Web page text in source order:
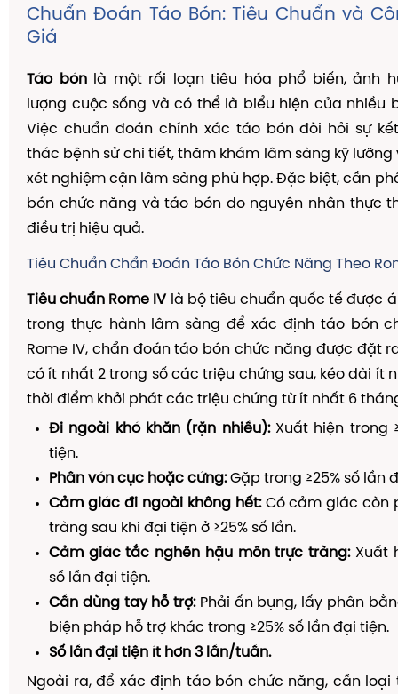
Chuẩn Đoán Táo Bón: Tiêu Chuẩn và
Giá
Táo bónlà một rối loạn tiêu hóa phổ biến, ảnh
lượng cuộc sống và có thể là biểu hiện của nhiều
Việc chuẩn đoán chính xác táo bón đòi hỏi sự
thác bệnh sử chi tiết, thăm khám lâm sàng kỹ
xét nghiệm cận lâm sàng phù hợp. Đặc biệt, cần
bón chức năng và táo bón do nguyên nhân thực
điều trị hiệu quả.
Tiêu Chuẩn Chẩn Đoán Táo Bón Chức Năng Theo
Tiêu chuẩn Rome IV là bộ tiêu chuẩn quốc tế được
trong thực hành lâm sàng để xác định táo bón
Rome IV, chẩn đoán táo bón chức năng được đặt
có ít nhất 2 trong số các triệu chứng sau, kéo dài ít
thời điểm khởi phát các triệu chứng từ ít nhất 6
Đi ngoài khó khăn (rặn nhiều):Xuất hiện trong
tiện.
Phân vón cục hoặc cứng:Gặp trong ≥25% số lần
Cảm giác đi ngoài không hết:Có cảm giác còn
tràng sau khi đại tiện ở ≥25% số lần.
Cảm giác tắc nghẽn hậu môn trực tràng:Xuất
số lần đại tiện.
Cần dùng tay hỗ trợ:Phải ấn bụng, lấy phân
biện pháp hỗ trợ khác trong ≥25% số lần đại tiện.
Số lần đại tiện ít hơn 3 lần/tuần.
Ngoài ra, để xác định táo bón chức năng, cần loại